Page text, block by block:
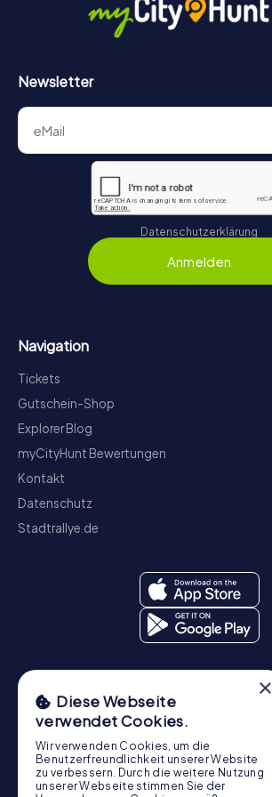
Newsletter
Datenschutzerklärung
Anmelden
Navigation
Tickets
Gutschein-Shop
Explorer Blog
myCityHunt Bewertungen
Kontakt
Datenschutz
Stadtrallye.de
Schnitzeljagd
Zürich Basel Genf Bern Winterthur
St. Gallen
Schaffhausen Chur
×
Diese Webseite
verwendet Cookies.
Wir verwenden Cookies, um die
Benutzerfreundlichkeit unserer Website
zu verbessern. Durch die weitere Nutzung
unserer Webseite stimmen Sie der